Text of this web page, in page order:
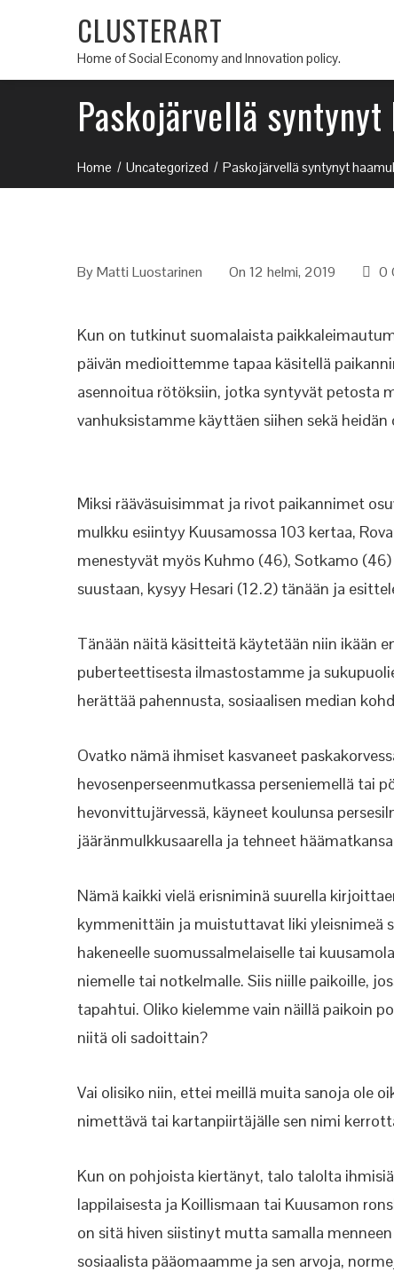
CLUSTERART
Home of Social Economy and Innovation policy.
Paskojärvellä syntynyt
Home Uncategorized Paskojärvellä syntynyt
ByMatti Luostarinen On 12 helmi, 2019 0
Kun on tutkinut suomalaista
päivän medioittemme tapaa käsitellä
asennoitua rötöksiin, jotka syntyvät petosta
vanhuksistamme käyttäen siihen sekä
Miksi rääväsuisimmat ja rivot paikannimet
mulkku esiintyy Kuusamossa 103 kertaa,
menestyvät myös Kuhmo (46), Sotkamo
suustaan, kysyy Hesari (12.2) tänään ja
Tänään näitä käsitteitä käytetään niin ikään
puberteettisesta ilmastostamme ja
herättää pahennusta, sosiaalisen median
Ovatko nämä ihmiset kasvaneet
hevosenperseenmutkassa perseniemellä tai
hevonvittujärvessä, käyneet koulunsa
jääränmulkkusaarella ja tehneet
Nämä kaikki vielä erisniminä suurella
kymmenittäin ja muistuttavat liki yleisnimeä
hakeneelle suomussalmelaiselle tai
niemelle tai notkelmalle. Siis niille paikoille,
tapahtui. Oliko kielemme vain näillä paikoin
niitä oli sadoittain?
Vai olisiko niin, ettei meillä muita sanoja ole
nimettävä tai kartanpiirtäjälle sen nimi
Kun on pohjoista kiertänyt, talo talolta
lappilaisesta ja Koillismaan tai Kuusamon
on sitä hiven siistinyt mutta samalla
sosiaalista pääomaamme ja sen arvoja,